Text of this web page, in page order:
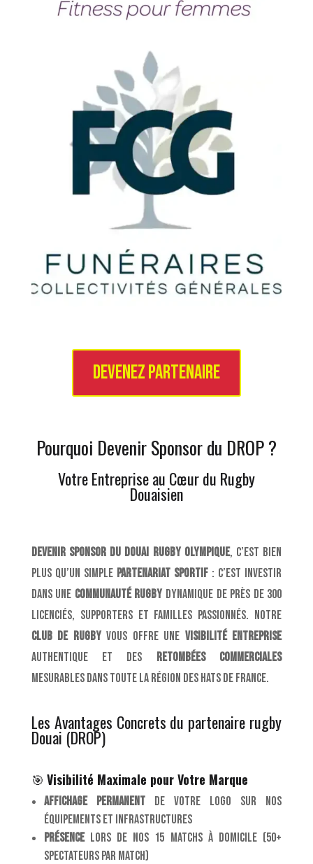
Devenez partenaire
Pourquoi Devenir Sponsor du DROP ?
Votre Entreprise au Cœur du Rugby
Douaisien
Devenir sponsor du Douai Rugby Olympique, c’est bien
plus qu’un simple partenariat sportif : c’est investir
dans une communauté rugby dynamique de près de 300
licenciés, supporters et familles passionnés. Notre
club de rugbyvous offre une visibilité entreprise
authentique et des retombées commerciales
mesurables dans toute la région des hats de france.
Les Avantages Concrets du partenaire rugby
Douai (DROP)
🎯 Visibilité Maximale pour Votre Marque
Affichage permanentde votre logo sur nos
équipements et infrastructures
Présencelors de nos 15 matchs à domicile (50+
spectateurs par match)